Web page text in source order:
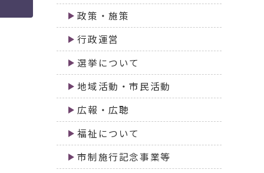
政策・施策
行政運営
選挙について
地域活動・市民活動
広報・広聴
福祉について
市制施行記念事業等